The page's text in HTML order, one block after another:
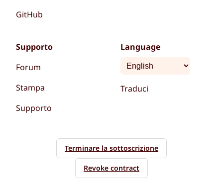
GitHub
Supporto
Forum
Stampa
Supporto
Language
Traduci
Terminare la sottoscrizione
Revoke contract